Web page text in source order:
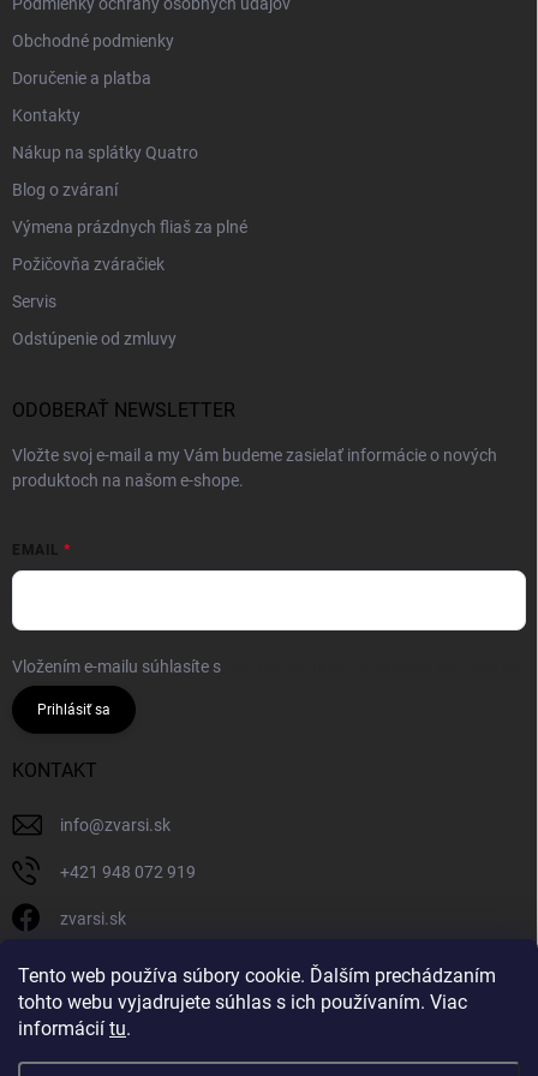
Tento web používa súbory cookie. Ďalším prechádzaním
tohto webu vyjadrujete súhlas s ich používaním. Viac
informácií tu.
Obchodné podmienky
Doručenie a platba
Kontakty
Nákup na splátky Quatro
Blog o zváraní
Výmena prázdnych fliaš za plné
Požičovňa zváračiek
Servis
Odstúpenie od zmluvy
ODOBERAŤ NEWSLETTER
Vložte svoj e-mail a my Vám budeme zasielať informácie o nových
produktoch na našom e-shope.
EMAIL
Vložením e-mailu súhlasíte s
Prihlásiť sa
KONTAKT
info@zvarsi.sk
+421 948 072 919
zvarsi.sk
zvarsi.sk